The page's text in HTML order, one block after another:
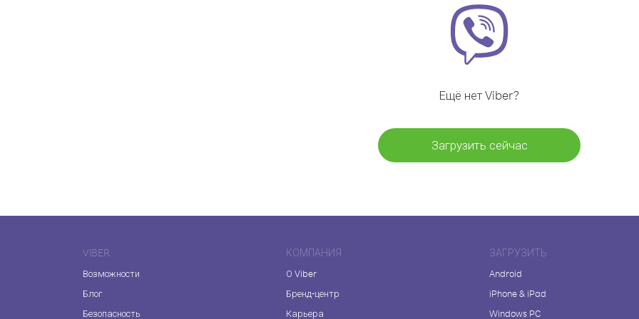
Ещё нет Viber?
Загрузить сейчас
VIBER
Возможности
Блог
Безопасность
КОМПАНИЯ
О Viber
Бренд-центр
Карьера
ЗАГРУЗИТЬ
Android
iPhone & iPad
Windows PC